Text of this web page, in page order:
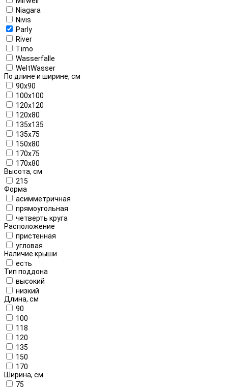
Niagara
Nivis
Parly
River
Timo
Wasserfalle
WeltWasser
По длине и ширине, см
90x90
100x100
120x120
120x80
135x135
135x75
150x80
170x75
170x80
Высота, см
215
Форма
асимметричная
прямоугольная
четверть круга
Расположение
пристенная
угловая
Наличие крыши
есть
Тип поддона
высокий
низкий
Длина, см
90
100
118
120
135
150
170
Ширина, см
75